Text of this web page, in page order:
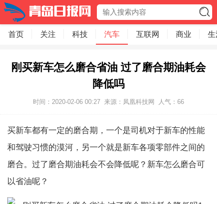
首页 关注 科技 汽车 互联网 商业 生
刚买新车怎么磨合省油 过了磨合期油耗会
降低吗
时间：2020-02-06 00:27 来源：凤凰科技网 人气： 66
买新车都有一定的磨合期，一个是司机对于新车的性能
和驾驶习惯的漠河，另一个就是新车各项零部件之间的
磨合。过了磨合期油耗会不会降低呢？新车怎么磨合可
以省油呢？